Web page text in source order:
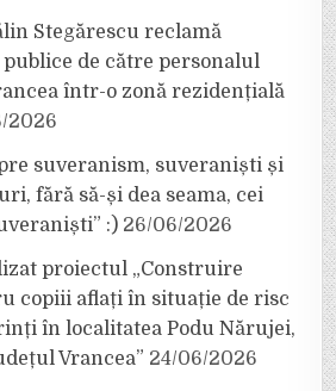
Stegărescu reclamă
de către personalul
într-o zonă rezidențială
2026
suveranism, suveraniști și
fără să-și dea seama, cei
:) 26/06/2026
proiectul „Construire
copiii aflați în situație de risc
în localitatea Podu Nărujei,
Vrancea” 24/06/2026